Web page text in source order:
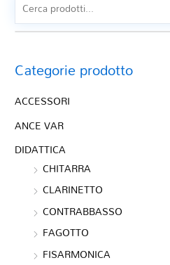
Categorie prodotto
ACCESSORI
ANCE VAR
DIDATTICA
CHITARRA
CLARINETTO
CONTRABBASSO
FAGOTTO
FISARMONICA